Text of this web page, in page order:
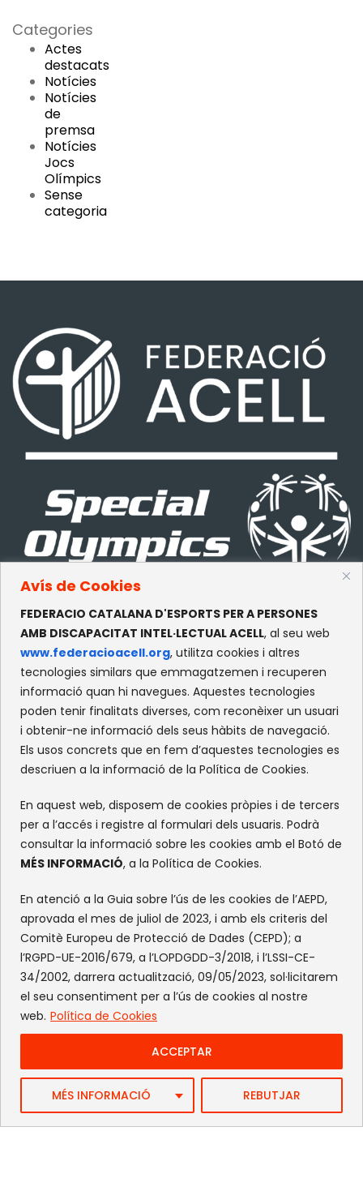
Avís de Cookies
FEDERACIO CATALANA D'ESPORTS PER A PERSONES
AMB DISCAPACITAT INTEL·LECTUAL ACELL, al seu web
www.federacioacell.org, utilitza cookies i altres
tecnologies similars que emmagatzemen i recuperen
informació quan hi navegues. Aquestes tecnologies
poden tenir finalitats diverses, com reconèixer un usuari
i obtenir-ne informació dels seus hàbits de navegació.
Els usos concrets que en fem d’aquestes tecnologies es
descriuen a la informació de la Política de Cookies.
En aquest web, disposem de cookies pròpies i de tercers
per a l’accés i registre al formulari dels usuaris. Podrà
consultar la informació sobre les cookies amb el Botó de
MÉS INFORMACIÓ, a la Política de Cookies.
En atenció a la Guia sobre l’ús de les cookies de l’AEPD,
aprovada el mes de juliol de 2023, i amb els criteris del
Comitè Europeu de Protecció de Dades (CEPD); a
l’RGPD-UE-2016/679, a l’LOPDGDD-3/2018, i l’LSSI-CE-
34/2002, darrera actualització, 09/05/2023, sol·licitarem
el seu consentiment per a l’ús de cookies al nostre
web. Política de Cookies
MÉS INFORMACIÓ REBUTJAR
ACCEPTAR
Categories
Actes
destacats
Notícies
Notícies
de
premsa
Notícies
Jocs
Olímpics
Sense
categoria
CONTACTE
c/Olympe de Gouges, S/N
Recinte Mundet
08035 -Barcelona
XARXES SOCIALS
Web by FlandeCoco
Avís Legal|Política de Privacitat Política de cookies